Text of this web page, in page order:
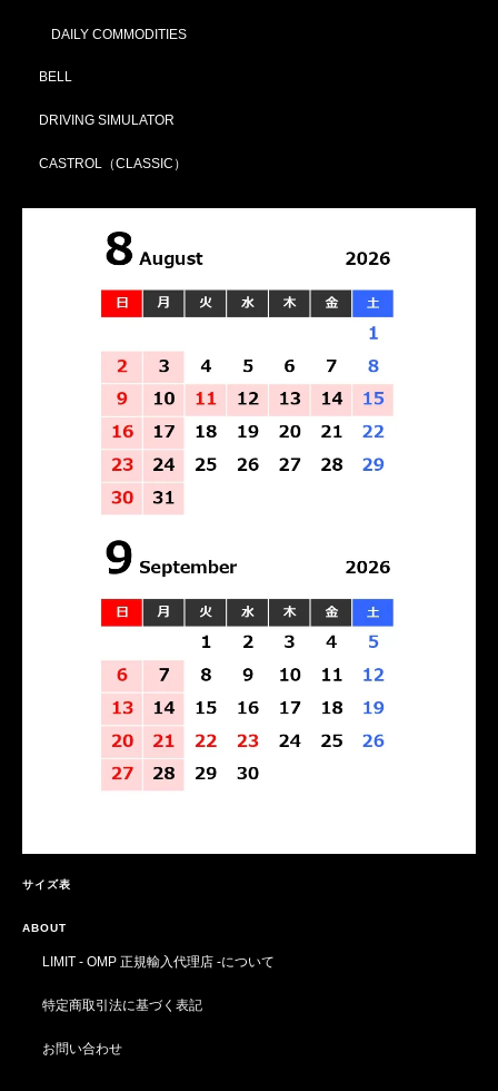
DAILY COMMODITIES
BELL
DRIVING SIMULATOR
CASTROL（CLASSIC）
サイズ表
ABOUT
LIMIT - OMP 正規輸入代理店 -について
特定商取引法に基づく表記
お問い合わせ